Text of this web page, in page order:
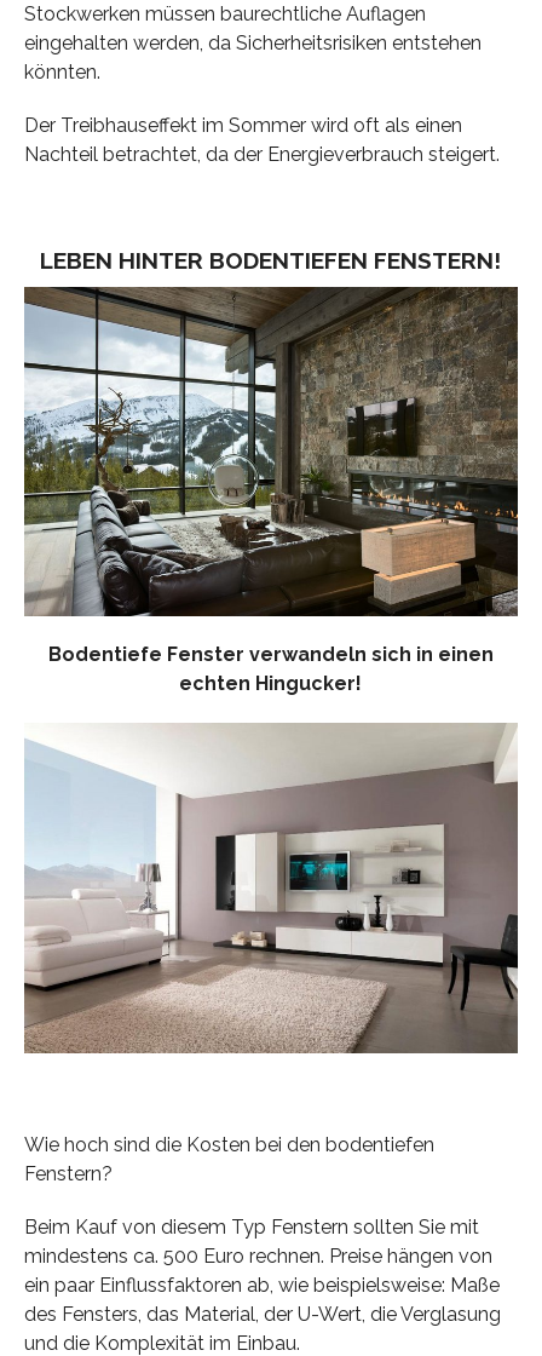
Stockwerken müssen baurechtliche Auflagen
eingehalten werden, da Sicherheitsrisiken entstehen
könnten.
Der Treibhauseffekt im Sommer wird oft als einen
Nachteil betrachtet, da der Energieverbrauch steigert.
LEBEN HINTER BODENTIEFEN FENSTERN!
Bodentiefe Fenster verwandeln sich in einen
echten Hingucker!
Wie hoch sind die Kosten bei den bodentiefen
Fenstern?
Beim Kauf von diesem Typ Fenstern sollten Sie mit
mindestens ca. 500 Euro rechnen. Preise hängen von
ein paar Einflussfaktoren ab, wie beispielsweise: Maße
des Fensters, das Material, der U-Wert, die Verglasung
und die Komplexität im Einbau.